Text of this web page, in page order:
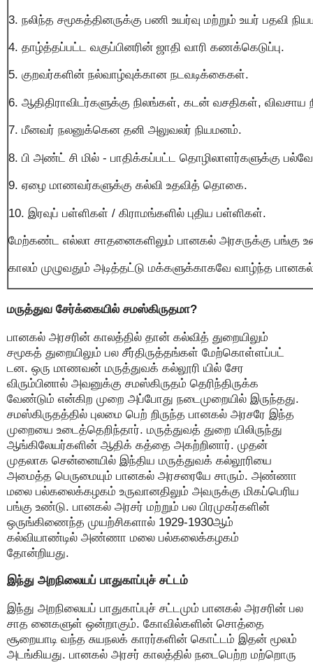
3. நலிந்த சமூகத்தினருக்கு பணி உயர்வு மற்றும் உயர் பதவி
4. தாழ்த்தப்பட்ட வகுப்பினரின் ஜாதி வாரி கணக்கெடுப்பு.
5. குறவர்களின் நல்வாழ்வுக்கான நடவடிக்கைகள்.
6. ஆதிதிராவிடர்களுக்கு நிலங்கள், கடன் வசதிகள், விவசாய
7. மீனவர் நலனுக்கென தனி அலுவலர் நியமனம்.
8. பி அண்ட் சி மில் - பாதிக்கப்பட்ட தொழிலாளர்களுக்கு
9. ஏழை மாணவர்களுக்கு கல்வி உதவித் தொகை.
10. இரவுப் பள்ளிகள் / கிராமங்களில் புதிய பள்ளிகள்.
மேற்கண்ட எல்லா சாதனைகளிலும் பானகல் அரசருக்கு பங்கு
காலம் முழுவதும் அடித்தட்டு மக்களுக்காகவே வாழ்ந்த
மருத்துவ சேர்க்கையில் சமஸ்கிருதமா?
பானகல் அரசரின் காலத்தில் தான் கல்வித் துறையிலும்
சமூகத் துறையிலும் பல சீர்திருத்தங்கள் மேற்கொள்ளப்பட்
டன. ஒரு மாணவன் மருத்துவக் கல்லூரி யில் சேர
விரும்பினால் அவனுக்கு சமஸ்கிருதம் தெரிந்திருக்க
வேண்டும் என்கிற முறை அப்போது நடைமுறையில் இருந்தது.
சமஸ்கிருதத்தில் புலமை பெற் றிருந்த பானகல் அரசரே இந்த
முறையை உடைத்தெறிந்தார். மருத்துவத் துறை யிலிருந்து
ஆங்கிலேயர்களின் ஆதிக் கத்தை அகற்றினார். முதன்
முதலாக சென்னையில் இந்திய மருத்துவக் கல்லூரியை
அமைத்த பெருமையும் பானகல் அரசரையே சாரும். அண்ணா
மலை பல்கலைக்கழகம் உருவானதிலும் அவருக்கு மிகப்பெரிய
பங்கு உண்டு. பானகல் அரசர் மற்றும் பல பிரமுகர்களின்
ஒருங்கிணைந்த முயற்சிகளால் 1929-1930ஆம்
கல்வியாண்டில் அண்ணா மலை பல்கலைக்கழகம்
தோன்றியது.
இந்து அறநிலையப் பாதுகாப்புச் சட்டம்
இந்து அறநிலையப் பாதுகாப்புச் சட்டமும் பானகல் அரசரின் பல
சாத னைகளுள் ஒன்றாகும். கோவில்களின் சொத்தை
சூறையாடி வந்த சுயநலக் காரர்களின் கொட்டம் இதன் மூலம்
அடங்கியது. பானகல் அரசர் காலத்தில் நடைபெற்ற மற்றொரு